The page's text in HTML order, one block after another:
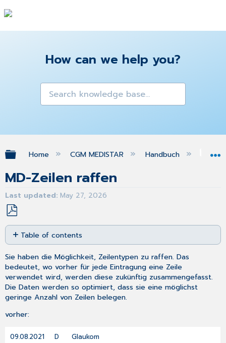
How can we help you?
Expand/collapse global hierarchy
Home CGM MEDISTAR Handbuch
MD-Zeilen raffen
Last updated May 27, 2026
Save
as
PDF
Table of contents
No
headers
Sie haben die Möglichkeit, Zeilentypen zu raffen. Das
bedeutet, wo vorher für jede Eintragung eine Zeile
verwendet wird, werden diese zukünftig zusammengefasst.
Die Daten werden so optimiert, dass sie eine möglichst
geringe Anzahl von Zeilen belegen.
vorher:
09.08.2021 D Glaukom